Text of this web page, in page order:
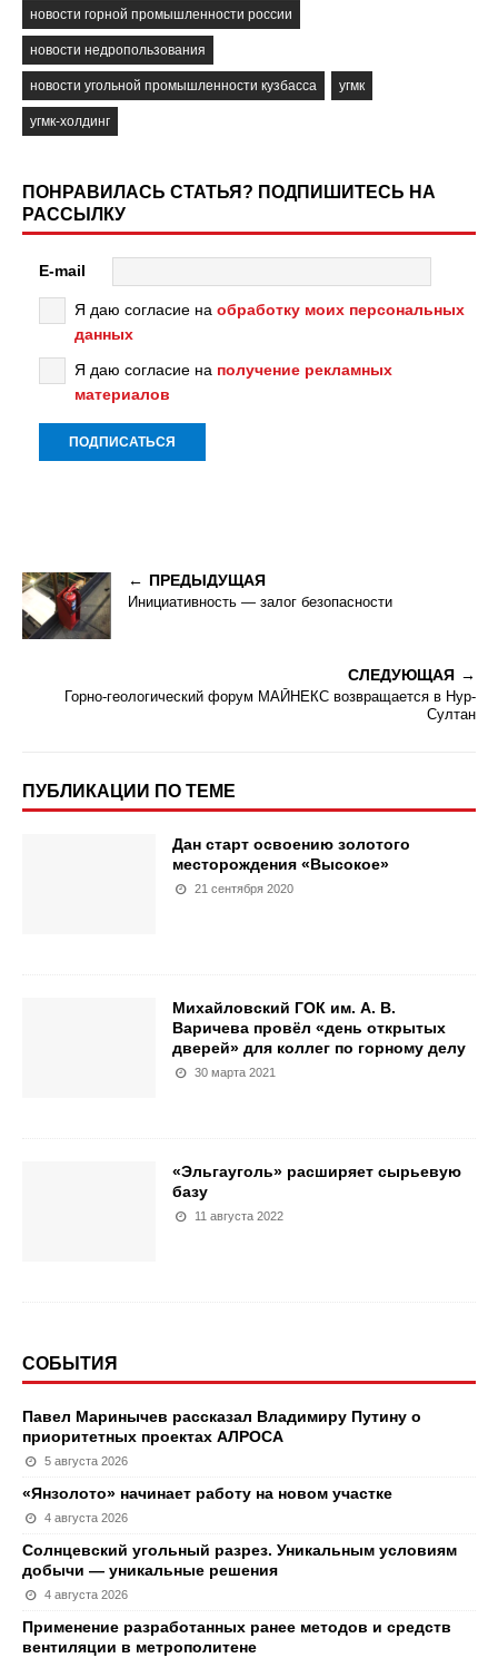
новости горной промышленности россии
новости недропользования
новости угольной промышленности кузбасса угмк
угмк-холдинг
ПОНРАВИЛАСЬ СТАТЬЯ? ПОДПИШИТЕСЬ НА
РАССЫЛКУ
E-mail
Я даю согласие на обработку моих персональных
данных
Я даю согласие на получение рекламных
материалов
ПРЕДЫДУЩАЯ
Инициативность — залог безопасности
СЛЕДУЮЩАЯ
Горно-геологический форум МАЙНЕКС возвращается в Нур-
Султан
ПУБЛИКАЦИИ ПО ТЕМЕ
Дан старт освоению золотого
месторождения «Высокое»
21 сентября 2020
Михайловский ГОК им. А. В.
Варичева провёл «день открытых
дверей» для коллег по горному делу
30 марта 2021
«Эльгауголь» расширяет сырьевую
базу
11 августа 2022
СОБЫТИЯ
Павел Маринычев рассказал Владимиру Путину о
приоритетных проектах АЛРОСА
5 августа 2026
«Янзолото» начинает работу на новом участке
4 августа 2026
Солнцевский угольный разрез. Уникальным условиям
добычи — уникальные решения
4 августа 2026
Применение разработанных ранее методов и средств
вентиляции в метрополитене